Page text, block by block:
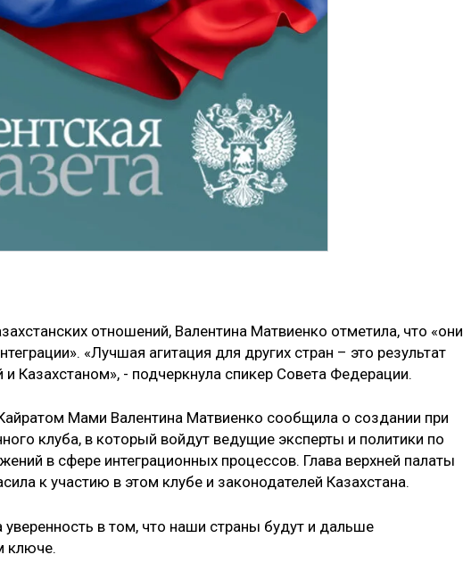
отношений, Валентина Матвиенко отметила, что «они
«Лучшая агитация для других стран – это результат
Казахстаном», - подчеркнула спикер Совета Федерации.
Мами Валентина Матвиенко сообщила о создании при
клуба, в который войдут ведущие эксперты и политики по
в сфере интеграционных процессов. Глава верхней палаты
к участию в этом клубе и законодателей Казахстана.
в том, что наши страны будут и дальше
ключе.